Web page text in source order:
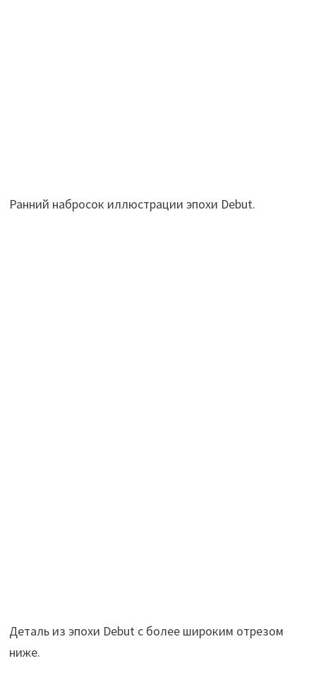
Ранний набросок иллюстрации эпохи Debut.
Деталь из эпохи Debut с более широким отрезом
ниже.